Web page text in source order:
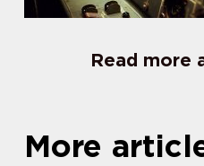
Read more
More